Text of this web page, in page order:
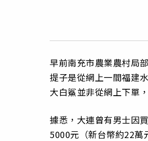
早前南充市農業農村局
提子是從網上一間福建
大白鯊並非從網上下單
據悉，大連曾有男士因
5000元（新台幣約22萬